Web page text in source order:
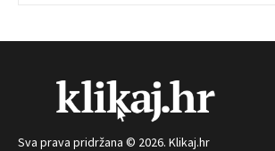
Sva prava pridržana © 2026. Klikaj.hr